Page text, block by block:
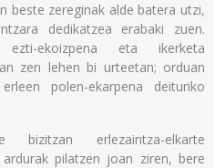
beste zereginak alde batera utzi,
dedikatzea erabaki zuen.
ekoizpena eta ikerketa
zen lehen bi urteetan; orduan
polen-ekarpena deituriko
erlezaintza-elkarte
pilatzen joan ziren, bere